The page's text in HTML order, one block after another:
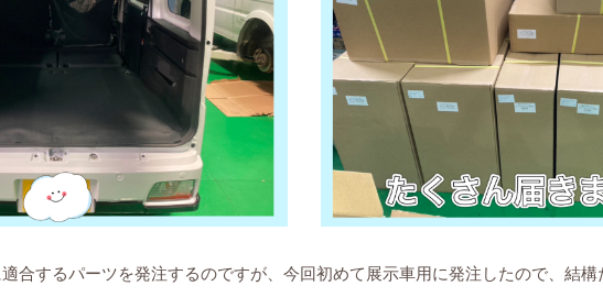
合するパーツを発注するのですが、今回初めて展示車用に発注したので、結